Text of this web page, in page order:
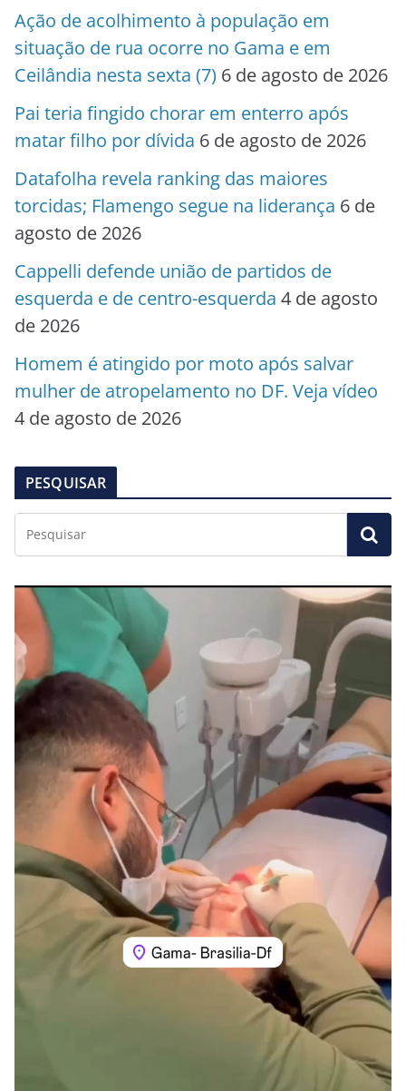
Ação de acolhimento à população em
situação de rua ocorre no Gama e em
Ceilândia nesta sexta (7) 6 de agosto de 2026
Pai teria fingido chorar em enterro após
matar filho por dívida 6 de agosto de 2026
Datafolha revela ranking das maiores
torcidas; Flamengo segue na liderança 6 de
agosto de 2026
Cappelli defende união de partidos de
esquerda e de centro-esquerda 4 de agosto
de 2026
Homem é atingido por moto após salvar
mulher de atropelamento no DF. Veja vídeo
4 de agosto de 2026
PESQUISAR